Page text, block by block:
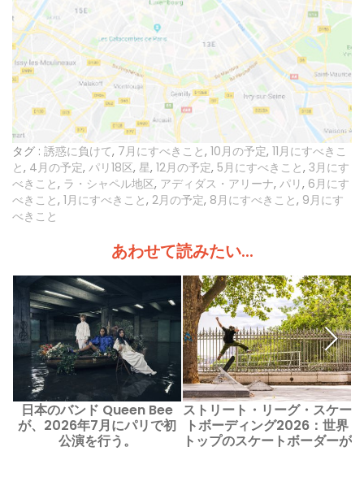
タグ : 誘惑に負けて, 7月にすべきこと, 10月の予定, 11月にすべきこ
と, 4月の予定, パリ18区, 星, 12月の予定, 5月にすべきこと, 3月にす
べきこと, ラ・シャペル地区, アディダス・アリーナ, パリ, 6月にす
べきこと, 1月にすべきこと, 2月の予定, 8月にすべきこと, 9月にす
べきこと
あわせて読みたい...
日本のバンド Queen Bee
が、2026年7月にパリで初
公演を行う。
ストリート・リーグ・スケー
トボーディング2026：世界
トップのスケートボーダーが